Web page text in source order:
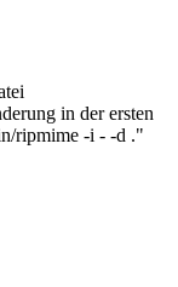
in der ersten
ripmime -i - -d ."